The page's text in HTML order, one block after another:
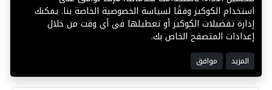
صالح الطويرقي
0
التقييمات
استخدام الكوكيز وفقًا لسياسة الخصوصية الخاصة بنا. يمكنك
إدارة تفضيلات الكوكيز أو تعطيلها في أي وقت من خلال
إعدادات المتصفح الخاص بك.
المزيد موافق